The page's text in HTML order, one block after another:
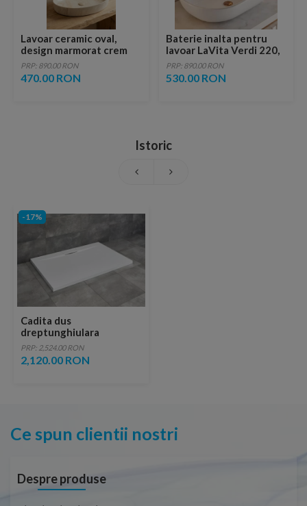
Lavoar ceramic oval,
design marmorat crem
lucios cu vene aurii,
ventil inclus
PRP: 890.00 RON
470.00 RON
Baterie inalta pentru
lavoar LaVita Verdi 220,
fara ventil, brushed
copper
PRP: 890.00 RON
530.00 RON
Istoric
-17%
Cadita dus
dreptunghiulara
Radaway Giaros D 110 x
80 x H4 cm, alb
PRP: 2,524.00 RON
2,120.00 RON
Ce spun clientii nostri
Despre produse